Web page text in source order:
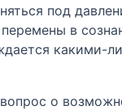
под
в
какими-
о